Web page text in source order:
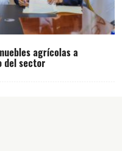
agrícolas a
del sector